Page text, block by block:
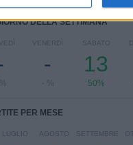
DELLA SETTIMANA
VENERDÌ
-
- %
SABATO
13
50%
PER MESE
LUGLIO AGOSTO SETTEMBRE